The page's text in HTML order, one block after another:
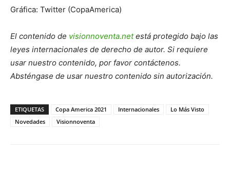
Gráfica: Twitter (CopaAmerica)
El contenido de visionnoventa.netestá protegido bajo las
leyes internacionales de derecho de autor. Si requiere
usar nuestro contenido, por favor contáctenos.
Absténgase de usar nuestro contenido sin autorización.
ETIQUETAS Copa America 2021 Internacionales
Lo Más Visto
Novedades
Visionnoventa